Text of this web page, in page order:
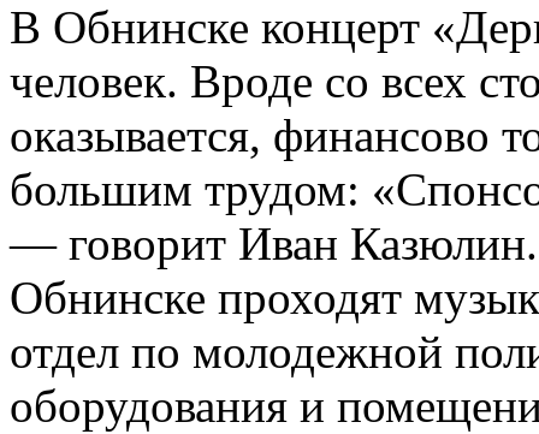
В Обнинске концерт
человек. Вроде со всех
оказывается, финансово
большим трудом:
— говорит Иван
Обнинске проходят
отдел по молодежной
оборудования и